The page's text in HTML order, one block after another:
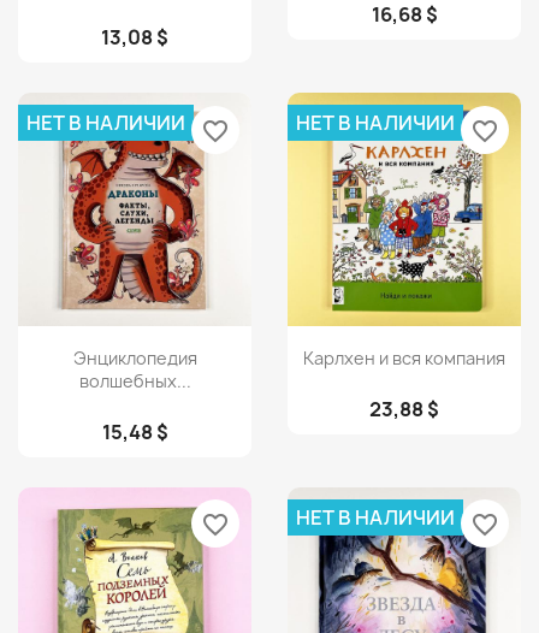
13,08 $
16,68 $
Просмотр
Энциклопедия
волшебных...
15,48 $
НЕТ В НАЛИЧИИ favorite_border
Просмотр
Карлхен и вся компания
23,88 $
НЕТ В НАЛИЧИИ favorite_border
favorite_border НЕТ В НАЛИЧИИ favorite_border